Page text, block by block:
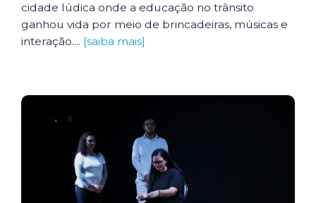
cidade lúdica onde a educação no trânsito
ganhou vida por meio de brincadeiras, músicas e
interação.... [saiba mais]